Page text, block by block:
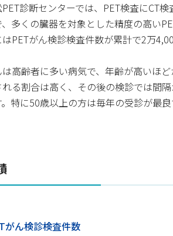
診断センターでは、PET検査にCT
多くの臓器を対象とした精度の高い
PETがん検診検査件数が累計で2万
高齢者に多い病気で、年齢が高いほ
る割合は高く、その後の検診では間
特に50歳以上の方は毎年の受診が最
がん検診検査件数